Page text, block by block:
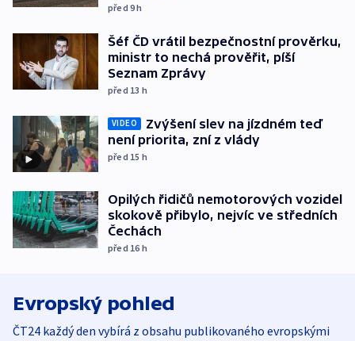
před 9h
Šéf ČD vrátil bezpečnostní prověrku,
ministr to nechá prověřit, píší
Seznam Zprávy
před 13 h
VIDEO
Zvýšení slev na jízdném teď
není priorita, zní z vlády
před 15 h
Opilých řidičů nemotorových vozidel
skokově přibylo, nejvíc ve středních
Čechách
před 16 h
Evropský pohled
ČT24 každý den vybírá z obsahu publikovaného evropskými